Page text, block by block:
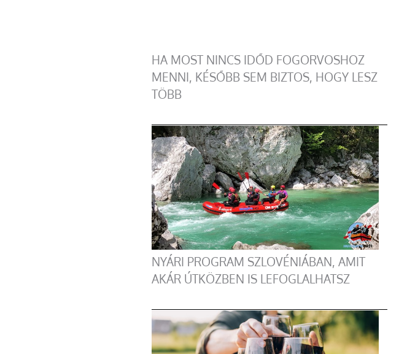
HA MOST NINCS IDŐD FOGORVOSHOZ
MENNI, KÉSŐBB SEM BIZTOS, HOGY LESZ
TÖBB
NYÁRI PROGRAM SZLOVÉNIÁBAN, AMIT
AKÁR ÚTKÖZBEN IS LEFOGLALHATSZ